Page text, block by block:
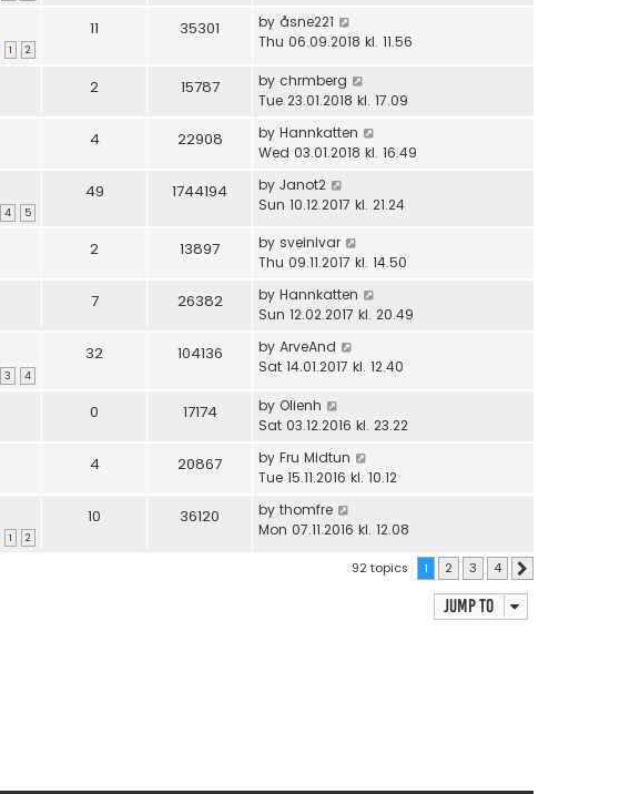
1 2
11 35301 by åsne221
Thu 06.09.2018 kl. 11.56
2 15787 by chrmberg
Tue 23.01.2018 kl. 17.09
4 22908 by Hannkatten
Wed 03.01.2018 kl. 16.49
4 5
49 1744194 by Janot2
Sun 10.12.2017 kl. 21.24
2 13897 by sveinivar
Thu 09.11.2017 kl. 14.50
7 26382 by Hannkatten
Sun 12.02.2017 kl. 20.49
3 4
32 104136 by ArveAnd
Sat 14.01.2017 kl. 12.40
0 17174 by Olienh
Sat 03.12.2016 kl. 23.22
4 20867 by Fru Midtun
Tue 15.11.2016 kl. 10.12
1 2
10 36120 by thomfre
Mon 07.11.2016 kl. 12.08
92 topics 1 2 3 4
Jump to